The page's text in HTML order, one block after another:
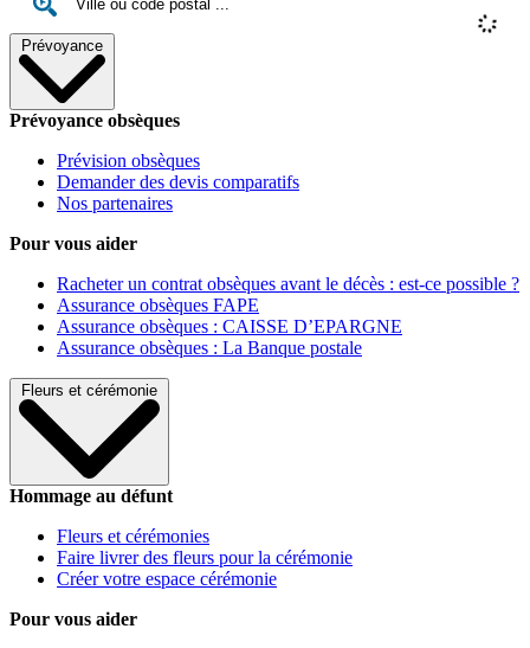
Prévoyance
Prévoyance obsèques
Prévision obsèques
Demander des devis comparatifs
Nos partenaires
Pour vous aider
Racheter un contrat obsèques avant le décès : est-ce possible ?
Assurance obsèques FAPE
Assurance obsèques : CAISSE D’EPARGNE
Assurance obsèques : La Banque postale
Fleurs et cérémonie
Hommage au défunt
Fleurs et cérémonies
Faire livrer des fleurs pour la cérémonie
Créer votre espace cérémonie
Pour vous aider